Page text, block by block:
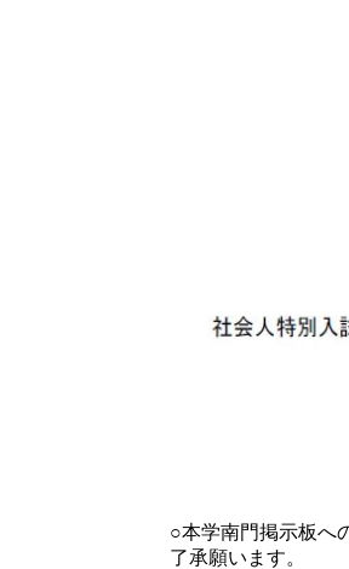
○本学南門掲示板へ
了承願います。